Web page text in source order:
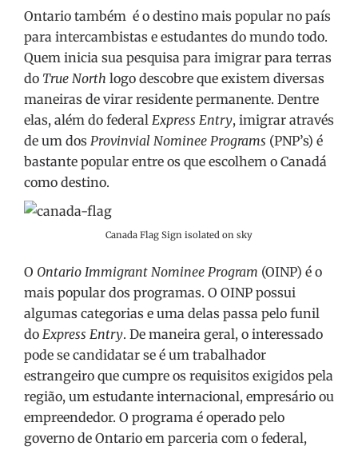
Ontario também é o destino mais popular no país
para intercambistas e estudantes do mundo todo.
Quem inicia sua pesquisa para imigrar para terras
do True North logo descobre que existem diversas
maneiras de virar residente permanente. Dentre
elas, além do federal Express Entry, imigrar através
de um dos Provinvial Nominee Programs (PNP’s) é
bastante popular entre os que escolhem o Canadá
como destino.
Canada Flag Sign isolated on sky
O Ontario Immigrant Nominee Program (OINP) é o
mais popular dos programas. O OINP possui
algumas categorias e uma delas passa pelo funil
do Express Entry. De maneira geral, o interessado
pode se candidatar se é um trabalhador
estrangeiro que cumpre os requisitos exigidos pela
região, um estudante internacional, empresário ou
empreendedor. O programa é operado pelo
governo de Ontario em parceria com o federal,